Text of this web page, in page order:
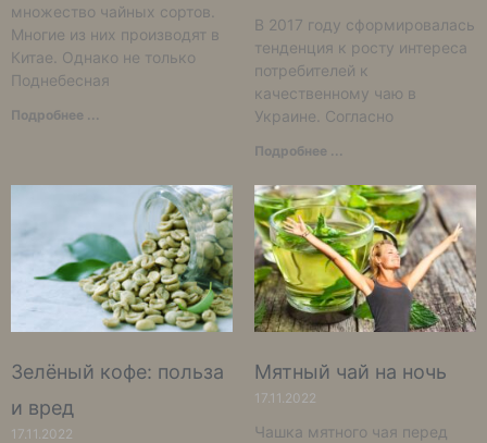
множество чайных сортов.
Многие из них производят в
Китае. Однако не только
Поднебесная
Подробнее ...
В 2017 году сформировалась
тенденция к росту интереса
потребителей к
качественному чаю в
Украине. Согласно
Подробнее ...
Зелёный кофе: польза
и вред
17.11.2022
Мятный чай на ночь
17.11.2022
Чашка мятного чая перед